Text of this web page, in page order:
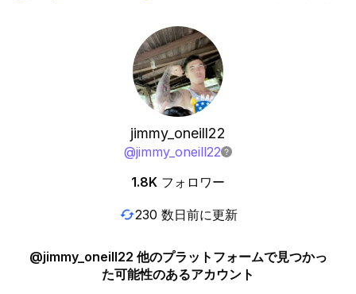
jimmy_oneill22
@jimmy_oneill22
1.8K フォロワー
230 数日前に更新
@jimmy_oneill22 他のプラットフォームで見つかっ
た可能性のあるアカウント